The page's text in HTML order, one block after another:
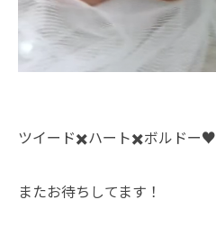
ツイード✖️ハート✖️ボルドー♥️
またお待ちしてます！